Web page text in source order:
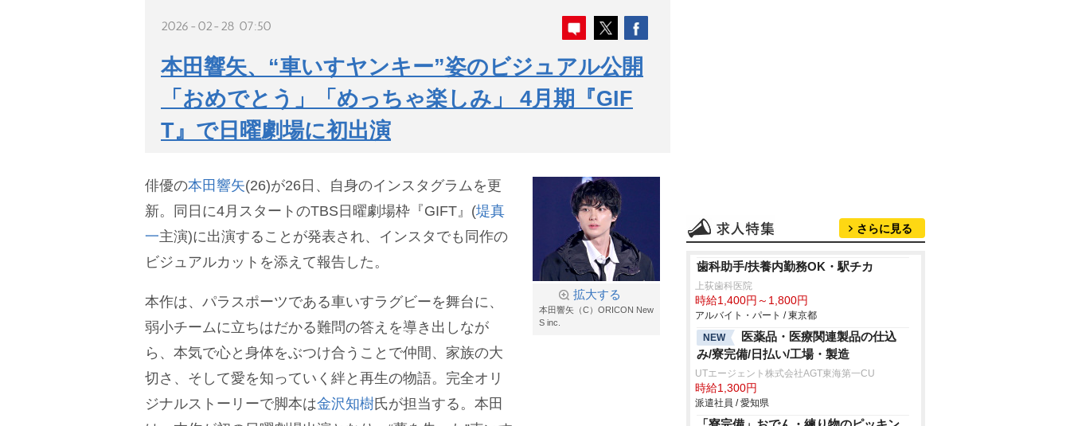
2026-02-28 07:50
本田響矢、“車いすヤンキー”姿のビジュアル公開
「おめでとう」「めっちゃ楽しみ」 4月期『GIF
T』で日曜劇場に初出演
拡大する
本田響矢（C）ORICON New
S inc.
俳優の本田響矢(26)が26日、自身のインスタグラムを更
新。同日に4月スタートのTBS日曜劇場枠『GIFT』(堤真
一主演)に出演することが発表され、インスタでも同作の
ビジュアルカットを添えて報告した。
本作は、パラスポーツである車いすラグビーを舞台に、
弱小チームに立ちはだかる難問の答えを導き出しなが
ら、本気で心と身体をぶつけ合うことで仲間、家族の大
切さ、そして愛を知っていく絆と再生の物語。完全オリ
ジナルストーリーで脚本は金沢知樹氏が担当する。本田
さらに見る
歯科助手/扶養内勤務OK・駅チカ
上荻歯科医院
時給1,400円～1,800円
アルバイト・パート / 東京都
NEW
医薬品・医療関連製品の仕込
み/寮完備/日払い/工場・製造
UTエージェント株式会社AGT東海第一CU
時給1,300円
派遣社員 / 愛知県